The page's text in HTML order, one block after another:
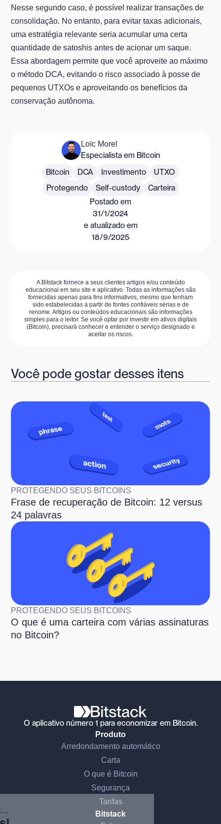
Nesse segundo caso, é possível realizar transações de
consolidação. No entanto, para evitar taxas adicionais,
uma estratégia relevante seria acumular uma certa
quantidade de satoshis antes de acionar um saque.
Essa abordagem permite que você aproveite ao máximo
o método DCA, evitando o risco associado à posse de
pequenos UTXOs e aproveitando os benefícios da
conservação autônoma.
Loïc Morel
Especialista em Bitcoin
Bitcoin
DCA Investimento
UTXO
Protegendo
Self-custody
Carteira
Postado em
31/1/2024
e atualizado em
18/9/2025
A Bitstack fornece a seus clientes artigos e/ou conteúdo
educacional em seu site e aplicativo. Todas as informações são
fornecidas apenas para fins informativos, mesmo que tenham
sido estabelecidas a partir de fontes confiáveis sérias e de
renome. Artigos ou conteúdos educacionais são informações
simples para o leitor. Se você optar por investir em ativos digitais
(Bitcoin), precisará conhecer e entender o serviço designado e
aceitar os riscos.
Você pode gostar desses itens
PROTEGENDO SEUS BITCOINS
Frase de recuperação de Bitcoin: 12 versus
24 palavras
PROTEGENDO SEUS BITCOINS
O que é uma carteira com várias assinaturas
no Bitcoin?
O aplicativo número 1 para economizar em Bitcoin.
Produto
Arredondamento automático
Carta
O que é Bitcoin
Segurança
Tarifas
Bitstack